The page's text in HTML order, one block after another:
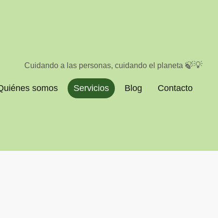
Cuidando a las personas, cuidando el planeta 🍃💡
somos Servicios Blog Contacto